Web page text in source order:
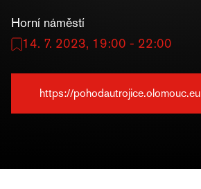
Horní náměstí
14. 7. 2023, 19:00 - 22:00
https://pohodautrojice.olomouc.eu